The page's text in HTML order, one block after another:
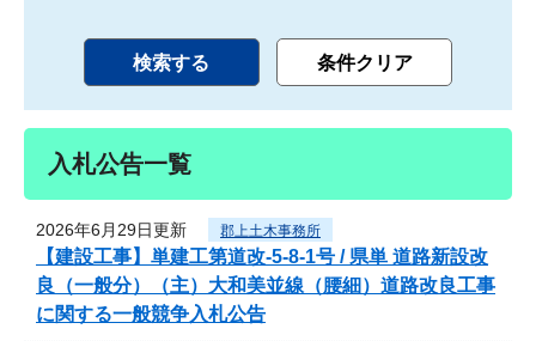
入札公告一覧
2026年6月29日更新 郡上土木事務所
【建設工事】単建工第道改-5-8-1号 / 県単 道路新設改
良（一般分）（主）大和美並線（腰細）道路改良工事
に関する一般競争入札公告